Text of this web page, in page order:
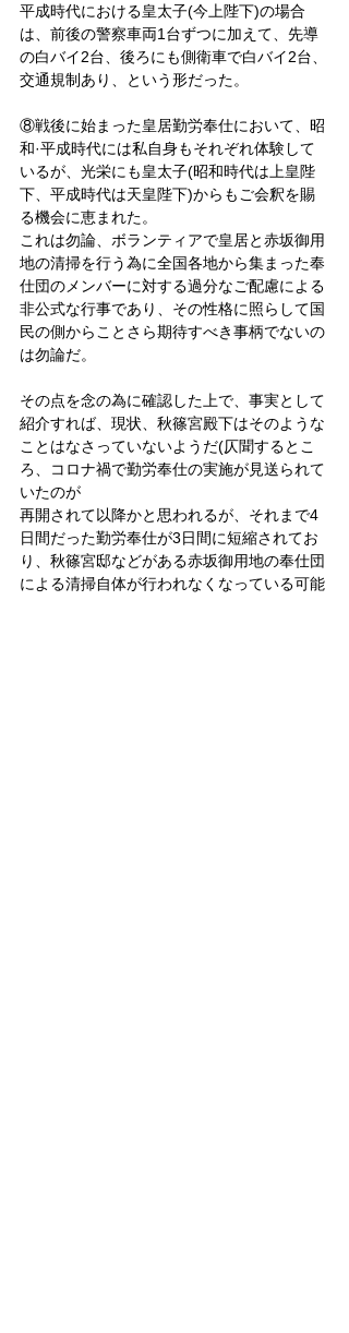
平成時代における皇太子(今上陛下)の場合
は、前後の警察車両1台ずつに加えて、先導
の白バイ2台、後ろにも側衛車で白バイ2台、
交通規制あり、という形だった。
⑧戦後に始まった皇居勤労奉仕において、昭
和·平成時代には私自身もそれぞれ体験して
いるが、光栄にも皇太子(昭和時代は上皇陛
下、平成時代は天皇陛下)からもご会釈を賜
る機会に恵まれた。
これは勿論、ボランティアで皇居と赤坂御用
地の清掃を行う為に全国各地から集まった奉
仕団のメンバーに対する過分なご配慮による
非公式な行事であり、その性格に照らして国
民の側からことさら期待すべき事柄でないの
は勿論だ。
その点を念の為に確認した上で、事実として
紹介すれば、現状、秋篠宮殿下はそのような
ことはなさっていないようだ(仄聞するとこ
ろ、コロナ禍で勤労奉仕の実施が見送られて
いたのが
再開されて以降かと思われるが、それまで4
日間だった勤労奉仕が3日間に短縮されてお
り、秋篠宮邸などがある赤坂御用地の奉仕団
による清掃自体が行われなくなっている可能